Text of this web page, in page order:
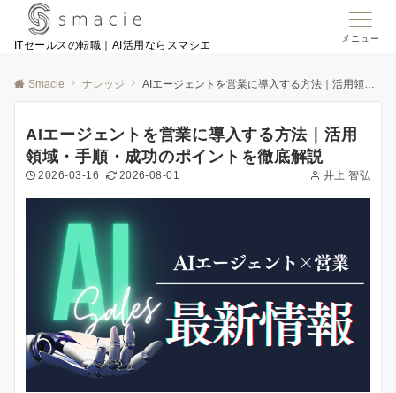
ITセールスの転職｜AI活用ならスマシエ
メニュー
Smacie ナレッジ AIエージェントを営業に導入する方法｜活用領域・手順・成功のポイントを徹底解説
AIエージェントを営業に導入する方法｜活用
領域・手順・成功のポイントを徹底解説
2026-03-16 2026-08-01 井上 智弘